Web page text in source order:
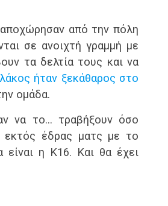
από την πόλη
σε ανοιχτή γραμμή με
τα δελτία τους και να
ήταν ξεκάθαρος στο
ομάδα.
να το… τραβήξουν όσο
εκτός έδρας ματς με το
η Κ16. Και θα έχει